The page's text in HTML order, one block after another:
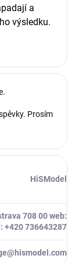
a
výsledku.
Prosím
HiSModel
708 00 web:
+420 736643287